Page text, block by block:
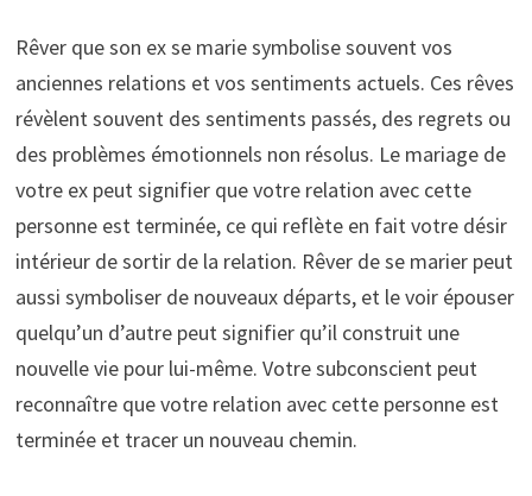
Rêver que son ex se marie symbolise souvent vos
anciennes relations et vos sentiments actuels. Ces rêves
révèlent souvent des sentiments passés, des regrets ou
des problèmes émotionnels non résolus. Le mariage de
votre ex peut signifier que votre relation avec cette
personne est terminée, ce qui reflète en fait votre désir
intérieur de sortir de la relation. Rêver de se marier peut
aussi symboliser de nouveaux départs, et le voir épouser
quelqu’un d’autre peut signifier qu’il construit une
nouvelle vie pour lui-même. Votre subconscient peut
reconnaître que votre relation avec cette personne est
terminée et tracer un nouveau chemin.